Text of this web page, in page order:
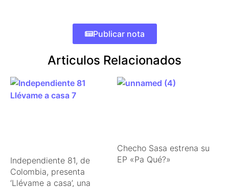
Publicar nota
Articulos Relacionados
Independiente 81, de
Colombia, presenta
‘Llévame a casa’, una
Checho Sasa estrena su
EP «Pa Qué?»